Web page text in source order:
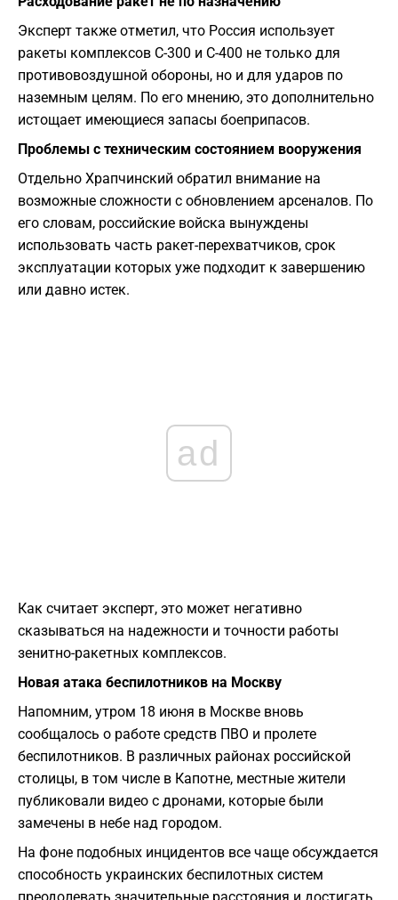
Эксперт также отметил, что Россия использует
ракеты комплексов С-300 и С-400 не только для
противовоздушной обороны, но и для ударов по
наземным целям. По его мнению, это дополнительно
истощает имеющиеся запасы боеприпасов.
Проблемы с техническим состоянием вооружения
Отдельно Храпчинский обратил внимание на
возможные сложности с обновлением арсеналов. По
его словам, российские войска вынуждены
использовать часть ракет-перехватчиков, срок
эксплуатации которых уже подходит к завершению
или давно истек.
ad
Как считает эксперт, это может негативно
сказываться на надежности и точности работы
зенитно-ракетных комплексов.
Новая атака беспилотников на Москву
Напомним, утром 18 июня в Москве вновь
сообщалось о работе средств ПВО и пролете
беспилотников. В различных районах российской
столицы, в том числе в Капотне, местные жители
публиковали видео с дронами, которые были
замечены в небе над городом.
На фоне подобных инцидентов все чаще обсуждается
способность украинских беспилотных систем